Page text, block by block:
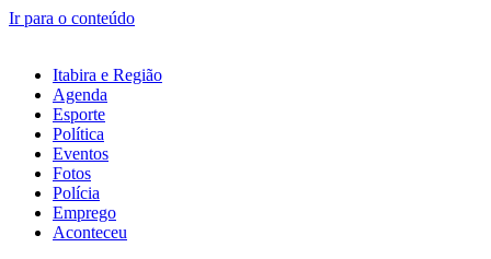
Ir para o conteúdo
Itabira e Região
Agenda
Esporte
Política
Eventos
Fotos
Polícia
Emprego
Aconteceu